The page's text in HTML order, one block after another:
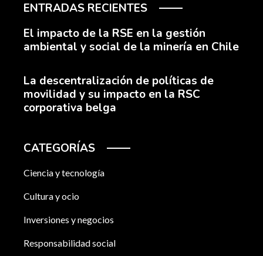
ENTRADAS RECIENTES
El impacto de la RSE en la gestión
ambiental y social de la minería en Chile
La descentralización de políticas de
movilidad y su impacto en la RSC
corporativa belga
CATEGORÍAS
Ciencia y tecnología
Cultura y ocio
Inversiones y negocios
Responsabilidad social